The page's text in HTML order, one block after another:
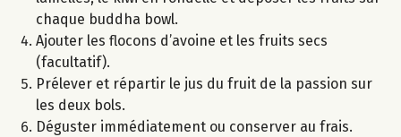
chaque buddha bowl.
Ajouter les flocons d’avoine et les fruits secs
(facultatif).
Prélever et répartir le jus du fruit de la passion sur
les deux bols.
Déguster immédiatement ou conserver au frais.